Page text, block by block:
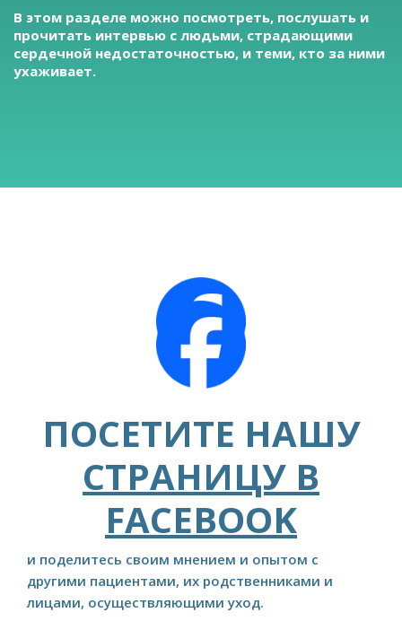
В этом разделе можно посмотреть, послушать и
прочитать интервью с людьми, страдающими
сердечной недостаточностью, и теми, кто за ними
ухаживает.
ПОСЕТИТЕ НАШУ
СТРАНИЦУ В
FACEBOOK
и поделитесь своим мнением и опытом с
другими пациентами, их родственниками и
лицами, осуществляющими уход.